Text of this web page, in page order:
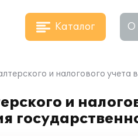
Каталог О
и налогового
и